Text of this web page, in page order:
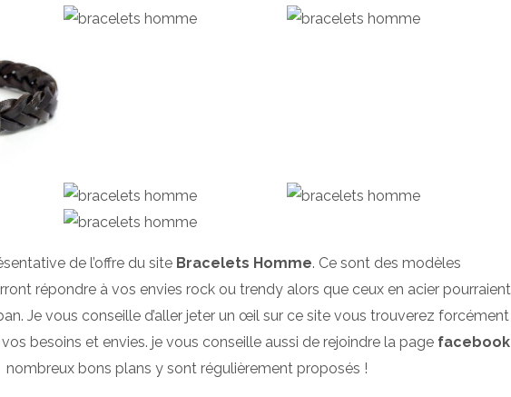
de l’offre du site Bracelets Homme. Ce sont des modèles
répondre à vos envies rock ou trendy alors que ceux en acier pourraient
Je vous conseille d’aller jeter un œil sur ce site vous trouverez forcément
besoins et envies. je vous conseille aussi de rejoindre la page facebook
nombreux bons plans y sont régulièrement proposés !